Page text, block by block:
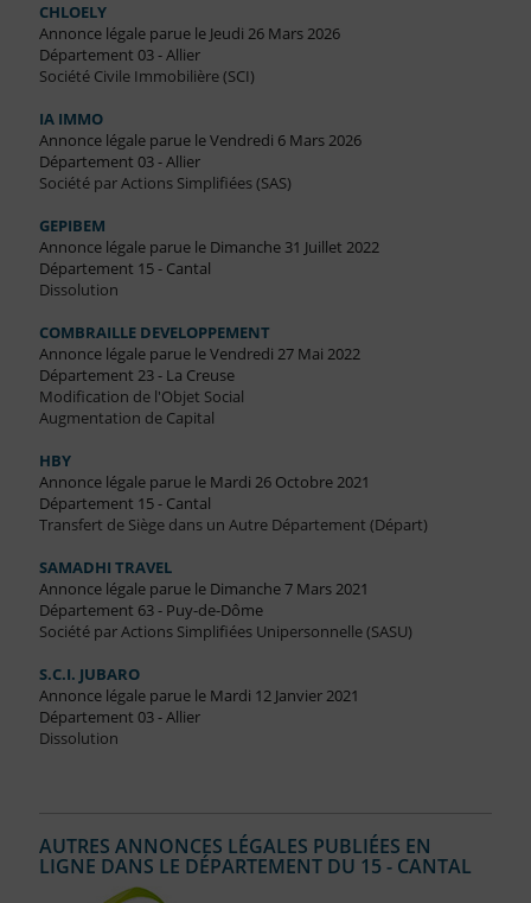
CHLOELY
Annonce légale parue le Jeudi 26 Mars 2026
Département 03 - Allier
Société Civile Immobilière (SCI)
IA IMMO
Annonce légale parue le Vendredi 6 Mars 2026
Département 03 - Allier
Société par Actions Simplifiées (SAS)
GEPIBEM
Annonce légale parue le Dimanche 31 Juillet 2022
Département 15 - Cantal
Dissolution
COMBRAILLE DEVELOPPEMENT
Annonce légale parue le Vendredi 27 Mai 2022
Département 23 - La Creuse
Modification de l'Objet Social
Augmentation de Capital
HBY
Annonce légale parue le Mardi 26 Octobre 2021
Département 15 - Cantal
Transfert de Siège dans un Autre Département (Départ)
SAMADHI TRAVEL
Annonce légale parue le Dimanche 7 Mars 2021
Département 63 - Puy-de-Dôme
Société par Actions Simplifiées Unipersonnelle (SASU)
S.C.I. JUBARO
Annonce légale parue le Mardi 12 Janvier 2021
Département 03 - Allier
Dissolution
AUTRES ANNONCES LÉGALES PUBLIÉES EN
LIGNE DANS LE DÉPARTEMENT DU 15 - CANTAL